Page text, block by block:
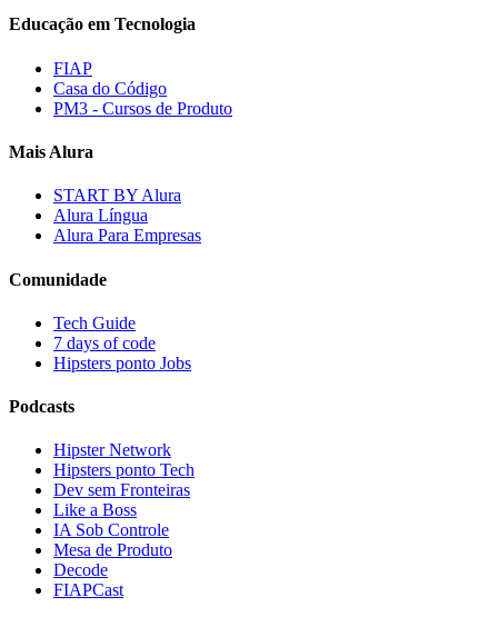
Educação em Tecnologia
FIAP
Casa do Código
PM3 - Cursos de Produto
Mais Alura
START BY Alura
Alura Língua
Alura Para Empresas
Comunidade
Tech Guide
7 days of code
Hipsters ponto Jobs
Podcasts
Hipster Network
Hipsters ponto Tech
Dev sem Fronteiras
Like a Boss
IA Sob Controle
Mesa de Produto
Decode
FIAPCast